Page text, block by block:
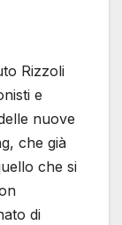
Rizzoli
e
nuove
che già
che si
di